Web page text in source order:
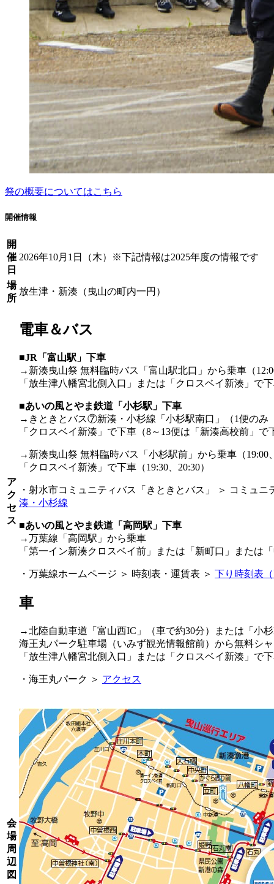
祭の概要についてはこちら
開催情報
開
催
日
2026年10月1日（木）※下記情報は2025年度の情報です
場
所
放生津・新湊（曳山の町内一円）
ア
ク
セ
ス
電車＆バス
■JR「富山駅」下車
→新湊曳山祭 無料臨時バス「富山駅北口」から乗車（
「放生津八幡宮北側入口」または「クロスベイ新湊」で
■あいの風とやま鉄道「小杉駅」下車
→きときとバス⑦新湊・小杉線「小杉駅南口」（1便のみ
「クロスベイ新湊」で下車（8～13便は「新湊高校前」で
→新湊曳山祭 無料臨時バス「小杉駅前」から乗車（19:00
「クロスベイ新湊」で下車（19:30、20:30）
・射水市コミュニティバス「きときとバス」 ＞ コミュ
湊・小杉線
■あいの風とやま鉄道「高岡駅」下車
→万葉線「高岡駅」から乗車
「第一イン新湊クロスベイ前」または「新町口」または
・万葉線ホームページ ＞ 時刻表・運賃表 ＞ 下り時刻表
車
→北陸自動車道「富山西IC」（車で約30分）または「小
海王丸パーク駐車場（いみず観光情報館前）から無料シ
「放生津八幡宮北側入口」または「クロスベイ新湊」で
・海王丸パーク ＞ アクセス
会
場
周
辺
図